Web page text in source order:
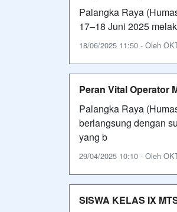
Palangka Raya
17–18 Juni 2025
18/06/2025 11:50 - Oleh
Peran Vital Operator
Palangka Raya
berlangsung dengan
yang b
29/04/2025 10:10 - Oleh
SISWA KELAS IX